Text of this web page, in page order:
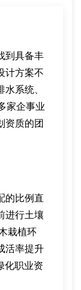
到具备丰
计方案不
系统、
家企事业
资质的团
的比例直
进行土壤
栽植环
活率提升
化职业资